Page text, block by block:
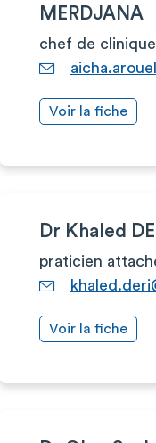
MERDJANA
chef de clinique
Voir la fiche
Dr Khaled
praticien
Voir la fiche